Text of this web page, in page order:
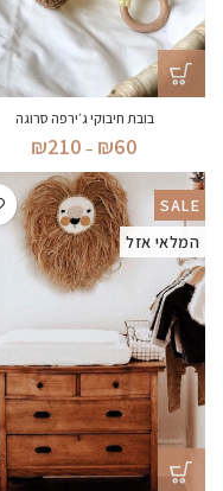
בובת חיבוקי ג׳ירפה סרוגה
₪60
–
₪210
עד
SALE
המלאי אזל